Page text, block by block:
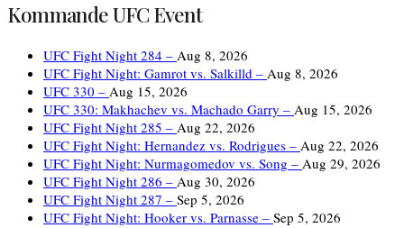
Kommande UFC Event
UFC Fight Night 284 – Aug 8, 2026
UFC Fight Night: Gamrot vs. Salkilld – Aug 8, 2026
UFC 330 – Aug 15, 2026
UFC 330: Makhachev vs. Machado Garry – Aug 15, 2026
UFC Fight Night 285 – Aug 22, 2026
UFC Fight Night: Hernandez vs. Rodrigues – Aug 22, 2026
UFC Fight Night: Nurmagomedov vs. Song – Aug 29, 2026
UFC Fight Night 286 – Aug 30, 2026
UFC Fight Night 287 – Sep 5, 2026
UFC Fight Night: Hooker vs. Parnasse – Sep 5, 2026